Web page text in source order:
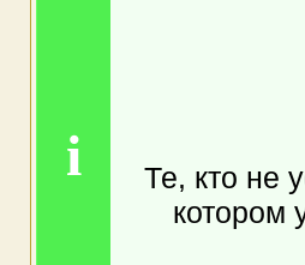
i
Те, кто не
котором